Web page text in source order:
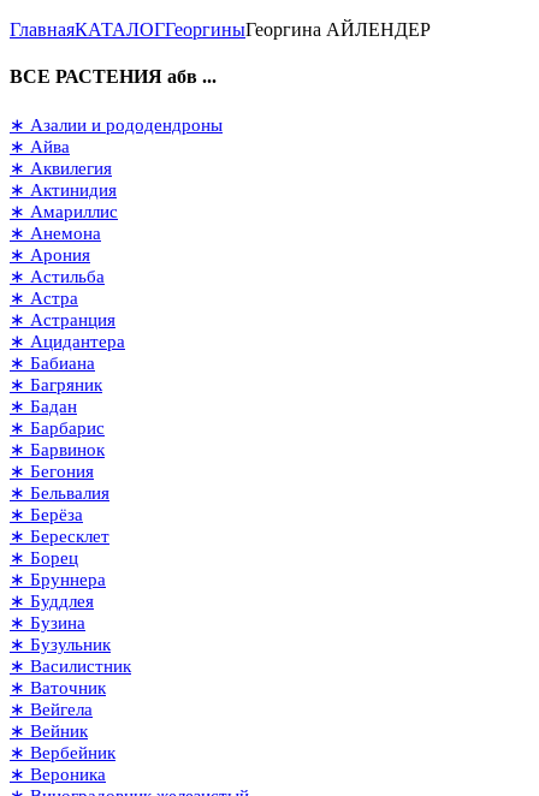
ГлавнаяКАТАЛОГГеоргиныГеоргина АЙЛЕНДЕР
ВСЕ РАСТЕНИЯ абв ...
∗ Азалии и рододендроны
∗ Айва
∗ Аквилегия
∗ Актинидия
∗ Амариллис
∗ Анемона
∗ Арония
∗ Астильба
∗ Астра
∗ Астранция
∗ Ацидантера
∗ Бабиана
∗ Багряник
∗ Бадан
∗ Барбарис
∗ Барвинок
∗ Бегония
∗ Бельвалия
∗ Берёза
∗ Бересклет
∗ Борец
∗ Бруннера
∗ Буддлея
∗ Бузина
∗ Бузульник
∗ Василистник
∗ Ваточник
∗ Вейгела
∗ Вейник
∗ Вербейник
∗ Вероника